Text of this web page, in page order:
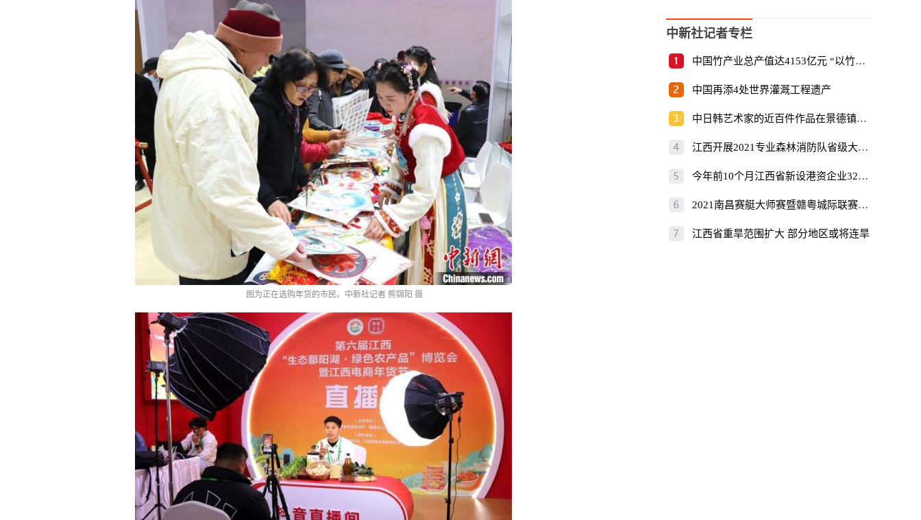
图为正在选购年货的市民。中新社记者 熊锦阳 摄
中新社记者专栏
中国竹产业总产值达4153亿元 “以竹代塑”倡
中国再添4处世界灌溉工程遗产
中日韩艺术家的近百件作品在景德镇展出
江西开展2021专业森林消防队省级大比武
今年前10个月江西省新设港资企业325家
2021南昌赛艇大师赛暨赣粤城际联赛开赛
江西省重旱范围扩大 部分地区或将连旱